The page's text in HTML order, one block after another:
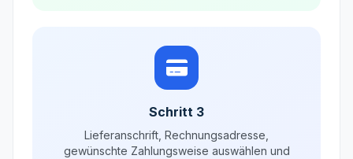
Schritt 3
Lieferanschrift, Rechnungsadresse,
gewünschte Zahlungsweise auswählen und